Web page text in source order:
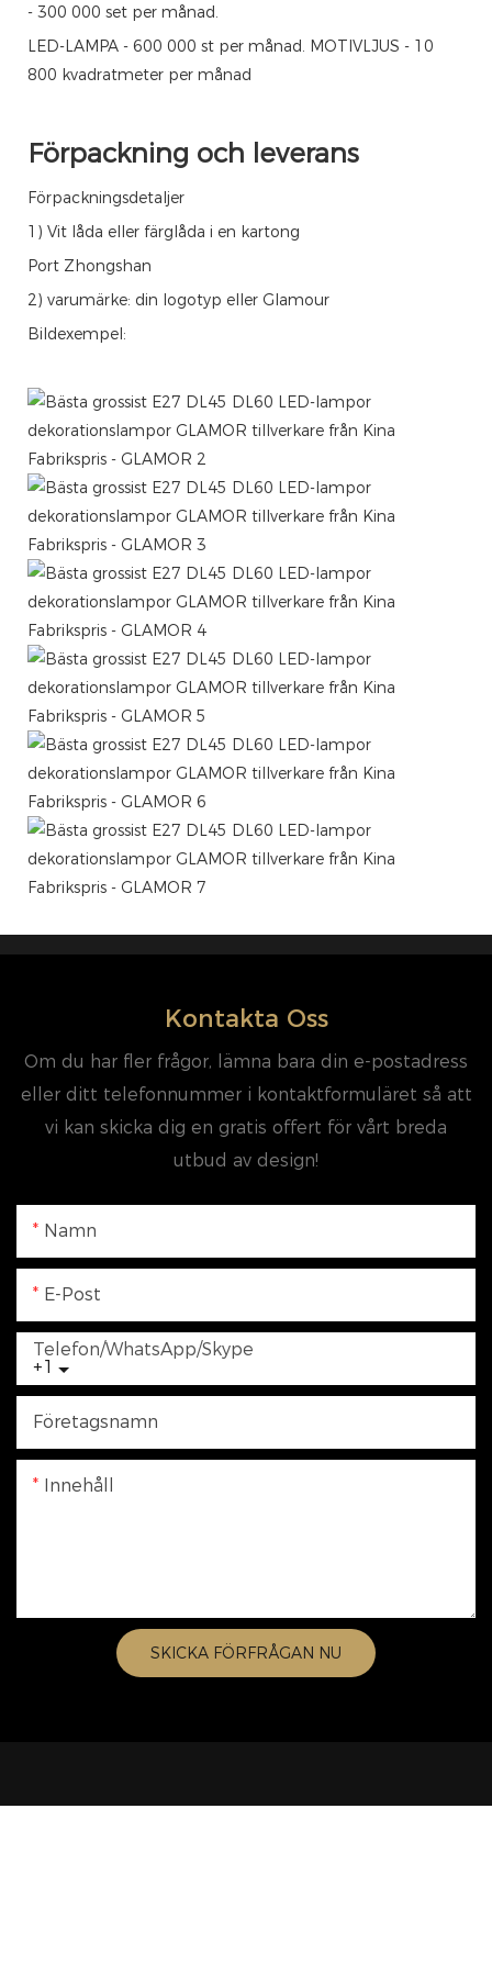
- 300 000 set per månad.
LED-LAMPA - 600 000 st per månad. MOTIVLJUS - 10
800 kvadratmeter per månad
Förpackning och leverans
Förpackningsdetaljer
1) Vit låda eller färglåda i en kartong
Port Zhongshan
2) varumärke: din logotyp eller Glamour
Bildexempel:
Kontakta Oss
Om du har fler frågor, lämna bara din e-postadress
eller ditt telefonnummer i kontaktformuläret så att
vi kan skicka dig en gratis offert för vårt breda
utbud av design!
Namn
E-Post
+1
Telefon/WhatsApp/Skype
Företagsnamn
Innehåll
SKICKA FÖRFRÅGAN NU